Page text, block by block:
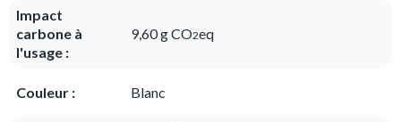
Impact
carbone à
l'usage :
9,60 g CO2eq
Couleur : Blanc